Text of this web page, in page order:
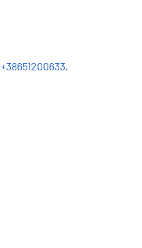
+38651200633.